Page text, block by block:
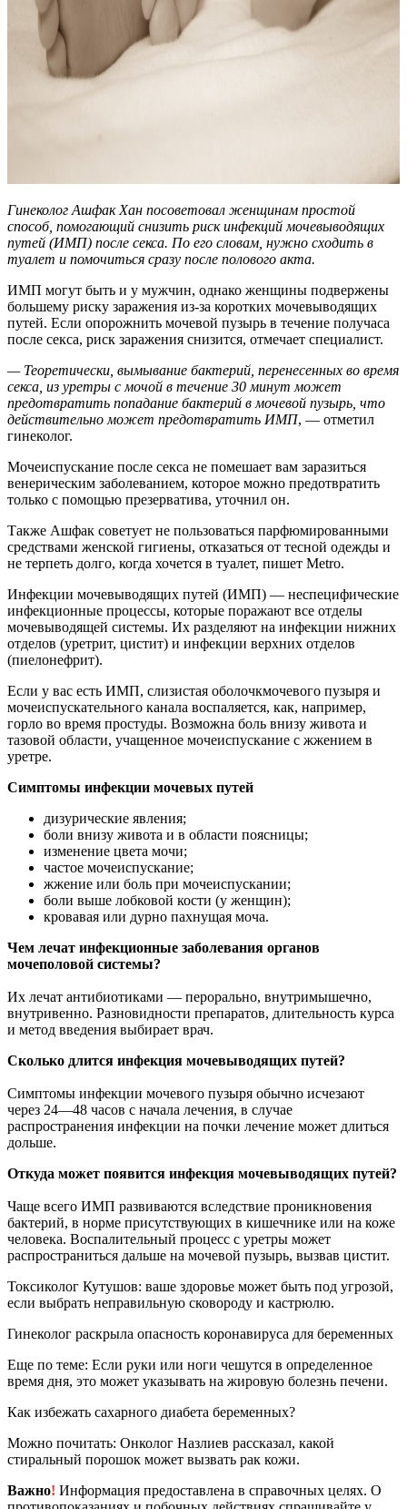
Гинеколог Ашфак Хан посоветовал женщинам простой
способ, помогающий снизить риск инфекций мочевыводящих
путей (ИМП) после секса. По его словам, нужно сходить в
туалет и помочиться сразу после полового акта.
ИМП могут быть и у мужчин, однако женщины подвержены
большему риску заражения из-за коротких мочевыводящих
путей. Если опорожнить мочевой пузырь в течение получаса
после секса, риск заражения снизится, отмечает специалист.
— Теоретически, вымывание бактерий, перенесенных во время
секса, из уретры с мочой в течение 30 минут может
предотвратить попадание бактерий в мочевой пузырь, что
действительно может предотвратить ИМП, — отметил
гинеколог.
Мочеиспускание после секса не помешает вам заразиться
венерическим заболеванием, которое можно предотвратить
только с помощью презерватива, уточнил он.
Также Ашфак советует не пользоваться парфюмированными
средствами женской гигиены, отказаться от тесной одежды и
не терпеть долго, когда хочется в туалет, пишет Metro.
Инфекции мочевыводящих путей (ИМП) — неспецифические
инфекционные процессы, которые поражают все отделы
мочевыводящей системы. Их разделяют на инфекции нижних
отделов (уретрит, цистит) и инфекции верхних отделов
(пиелонефрит).
Если у вас есть ИМП, слизистая оболочкмочевого пузыря и
мочеиспускательного канала воспаляется, как, например,
горло во время простуды. Возможна боль внизу живота и
тазовой области, учащенное мочеиспускание c жжением в
уретре.
Симптомы инфекции мочевых путей
дизурические явления;
боли внизу живота и в области поясницы;
изменение цвета мочи;
частое мочеиспускание;
жжение или боль при мочеиспускании;
боли выше лобковой кости (у женщин);
кровавая или дурно пахнущая моча.
Чем лечат инфекционные заболевания органов
мочеполовой системы?
Их лечат антибиотиками — перорально, внутримышечно,
внутривенно. Разновидности препаратов, длительность курса
и метод введения выбирает врач.
Сколько длится инфекция мочевыводящих путей?
Симптомы инфекции мочевого пузыря обычно исчезают
через 24—48 часов с начала лечения, в случае
распространения инфекции на почки лечение может длиться
дольше.
Откуда может появится инфекция мочевыводящих путей?
Чаще всего ИМП развиваются вследствие проникновения
бактерий, в норме присутствующих в кишечнике или на коже
человека. Воспалительный процесс с уретры может
распространиться дальше на мочевой пузырь, вызвав цистит.
Токсиколог Кутушов: ваше здоровье может быть под угрозой,
если выбрать неправильную сковороду и кастрюлю.
Гинеколог раскрыла опасность коронавируса для беременных
Еще по теме: Если руки или ноги чешутся в определенное
время дня, это может указывать на жировую болезнь печени.
Как избежать сахарного диабета беременных?
Можно почитать: Онколог Назлиев рассказал, какой
стиральный порошок может вызвать рак кожи.
Важно! Информация предоставлена в справочных целях. О